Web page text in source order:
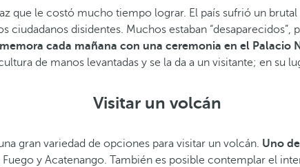
que le costó mucho tiempo lograr. El país sufrió un
disidentes. Muchos estaban
cada mañana con una ceremonia en el Palacio
de manos levantadas y se la da a un visitante; en su
Visitar un volcán
gran variedad de opciones para visitar un volcán. Uno
y Acatenango. También es posible contemplar el